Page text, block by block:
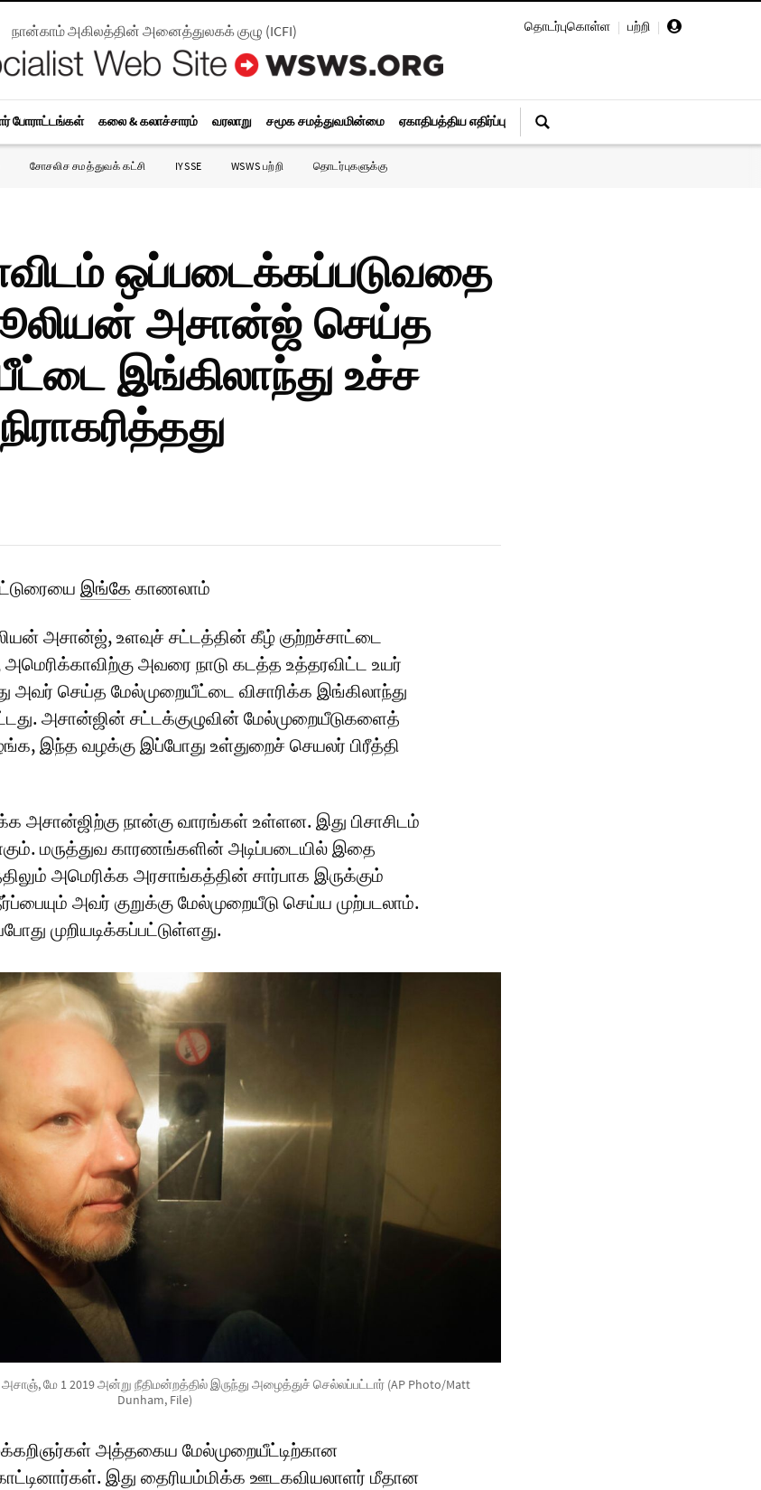
தொடர்புகொள்ள | பற்றி |
நான்காம் அகிலத்தின் அனைத்துலகக் குழு (ICFI)
போராட்டங்கள் கலை & கலாச்சாரம் வரலாறு சமூக சமத்துவமின்மை ஏகாதிபத்திய எதிர்ப்பு
சோசலிச சமத்துவக் கட்சி IYSSE WSWS பற்றி தொடர்புகளுக்கு
ஒப்படைக்கப்படுவதை
அசான்ஜ் செய்த
இங்கிலாந்து உச்ச
இங்கே காணலாம்
அசான்ஜ், உளவுச் சட்டத்தின் கீழ் குற்றச்சாட்டை
அவரை நாடு கடத்த உத்தரவிட்ட உயர்
அவர் செய்த மேல்முறையீட்டை விசாரிக்க இங்கிலாந்து
அசான்ஜின் சட்டக்குழுவின் மேல்முறையீடுகளைத்
இந்த வழக்கு இப்போது உள்துறைச் செயலர் பிரீத்தி
அசான்ஜிற்கு நான்கு வாரங்கள் உள்ளன. இது பிசாசிடம்
மருத்துவ காரணங்களின் அடிப்படையில் இதை
அமெரிக்க அரசாங்கத்தின் சார்பாக இருக்கும்
அவர் குறுக்கு மேல்முறையீடு செய்ய முற்படலாம்.
முறியடிக்கப்பட்டுள்ளது.
மே 1 2019 அன்று நீதிமன்றத்தில் இருந்து அழைத்துச் செல்லப்பட்டார் (AP Photo/Matt
Dunham, File)
அத்தகைய மேல்முறையீட்டிற்கான
இது தைரியம்மிக்க ஊடகவியலாளர் மீதான